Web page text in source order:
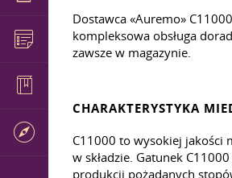
Dostawca «Auremo»
kompleksowa obsługa
zawsze w magazynie.
CHARAKTERYSTYKA
C11000 to wysokiej jakości
w składzie. Gatunek
produkcji pożądanych